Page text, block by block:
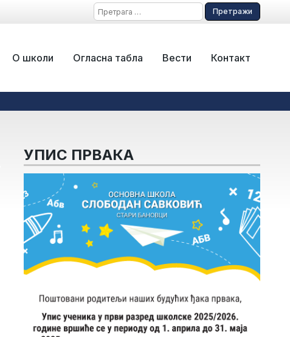
Претрага
за:
О школи Огласна табла Вести Контакт
УПИС ПРВАКА